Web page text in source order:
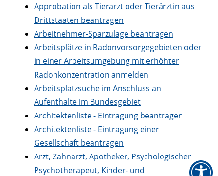
Approbation als Tierarzt oder Tierärztin aus
Drittstaaten beantragen
Arbeitnehmer-Sparzulage beantragen
Arbeitsplätze in Radonvorsorgegebieten oder
in einer Arbeitsumgebung mit erhöhter
Radonkonzentration anmelden
Arbeitsplatzsuche im Anschluss an
Aufenthalte im Bundesgebiet
Architektenliste - Eintragung beantragen
Architektenliste - Eintragung einer
Gesellschaft beantragen
Arzt, Zahnarzt, Apotheker, Psychologischer
Psychotherapeut, Kinder- und